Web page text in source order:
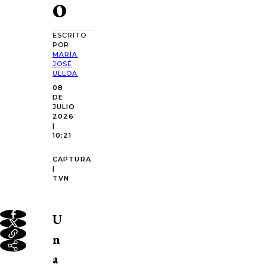
ESCRITO
POR:
MARÍA
JOSÉ
ULLOA
08
DE
JULIO
2026
|
10:21
CAPTURA
|
TVN
U
n
a